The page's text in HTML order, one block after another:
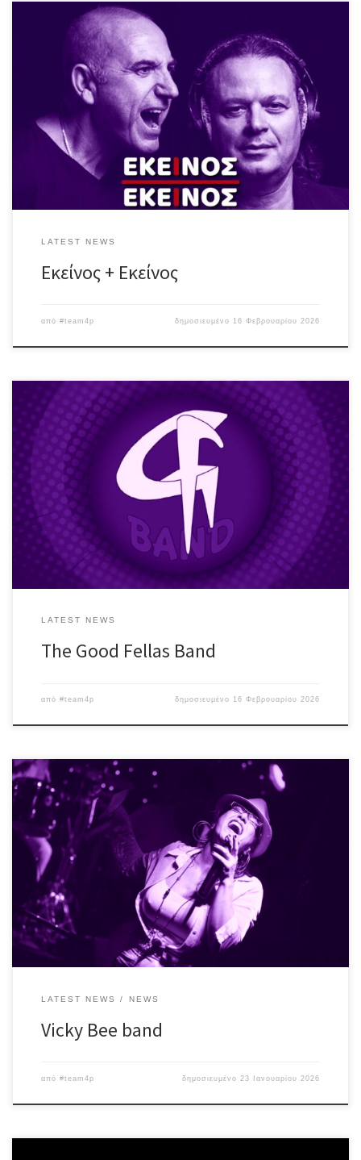
Σάββατο 14 Μαρτίου ♪ Εκείνος + Εκείνος #LiVE ή αλλιώς, η
συνήθεια που έγινε λατρεία! Άλλη μια μαγική βραδιά, με τραγούδια
διαχρονικά & λατρεμένα, που όλοι σιγοψιθυρίζουμε, τραγούδια
γεμάτα θύμησες, συναίσθημα και όμορφες στιγμές! Πέρα από τα –
πλέον – κλασσικά, “Χειμωνιάτικα Μπαρ”, “Χρώματα”, “Το Πάθος”,
“Δεν θυμάσαι”, “Είσαι ότι […]
LATEST NEWS
Εκείνος + Εκείνος
από #team4p δημοσιευμένο 16 Φεβρουαρίου 2026
Σάββατο 7 Μαρτίου ♪ Μπάντα με πολυετή παρουσία και δράση, οι
#GoodFellas ροκάρουν ανελλιπώς, με εμφανίσεις εντός & εκτός
Αθηνών, με μια δυνατή & ξεσηκωτική λίστα που περιλαμβάνει
super hits από Pink Floyd, Carlos Santana, Deep Purple, Rory
Gallagher, Eric Clapton, The Doors, Blues Brothers, κ.α. ♪ The Good
Fellas Band […]
LATEST NEWS
The Good Fellas Band
από #team4p δημοσιευμένο 16 Φεβρουαρίου 2026
H εκρηκτική Vicky Bee και η μπάντα της επί σκηνής, με μοναδική
“αποστολή” να ξεσηκώσει το κοινό, με groovy επιλογές από Soul,
Blues, Funk, Rock & Reggae tunes! Vicky Bee – vocals John Skyllas
– keyboards Stelios Paraskevas – guitar Takis Metzidakis – drums
Πoλύπειροι μουσικοί διασκευάζουν αριστοτεχνικά λατρεμένα
super […]
LATEST NEWS NEWS
Vicky Bee band
από #team4p δημοσιευμένο 23 Ιανουαρίου 2026